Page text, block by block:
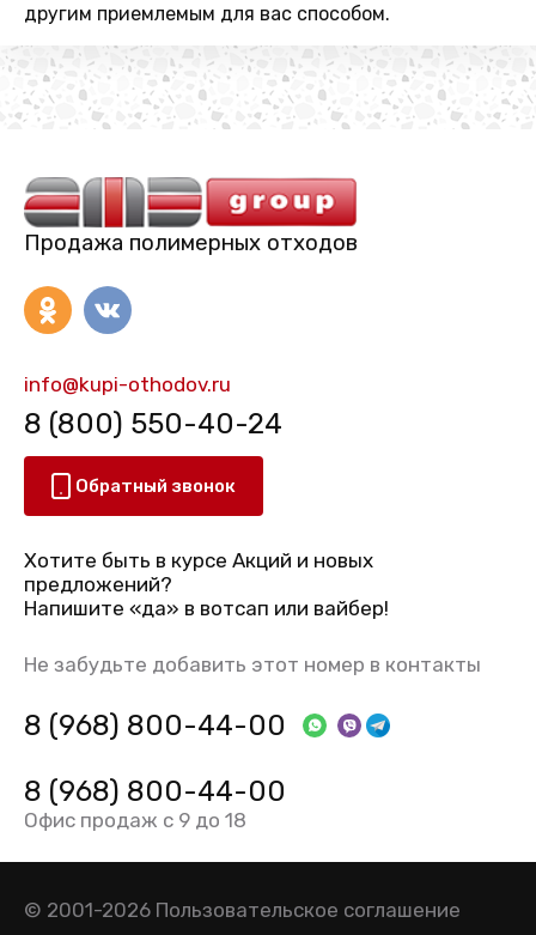
другим приемлемым для вас способом.
Продажа полимерных отходов
info@kupi-othodov.ru
8 (800) 550-40-24
Обратный звонок
Хотите быть в курсе Акций и новых
предложений?
Напишите «да» в вотсап или вайбер!
Не забудьте добавить этот номер в контакты
8 (968) 800-44-00
8 (968) 800-44-00
Офис продаж с 9 до 18
© 2001-2026 Пользовательское соглашение